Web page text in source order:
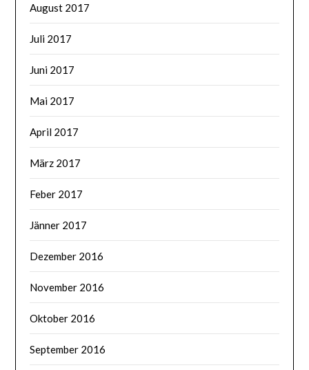
August 2017
Juli 2017
Juni 2017
Mai 2017
April 2017
März 2017
Feber 2017
Jänner 2017
Dezember 2016
November 2016
Oktober 2016
September 2016